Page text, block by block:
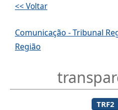
<< Voltar
Comunicação - Tribunal
Região
TRF2